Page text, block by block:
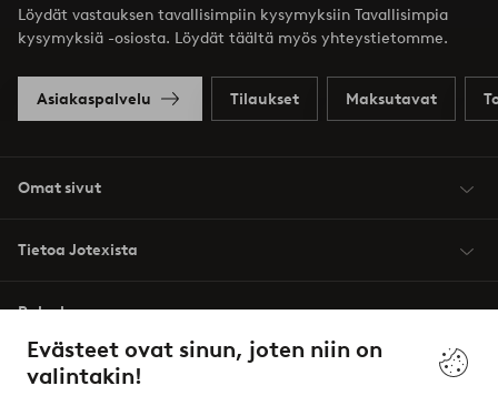
Evästeet ovat sinun, joten niin on
valintakin!
Löydät vastauksen tavallisimpiin kysymyksiin Tavallisimpia
kysymyksiä -osiosta. Löydät täältä myös yhteystietomme.
Asiakaspalvelu Tilaukset Maksutavat
Omat sivut
Tietoa Jotexista
Palvelumme
Ehdot